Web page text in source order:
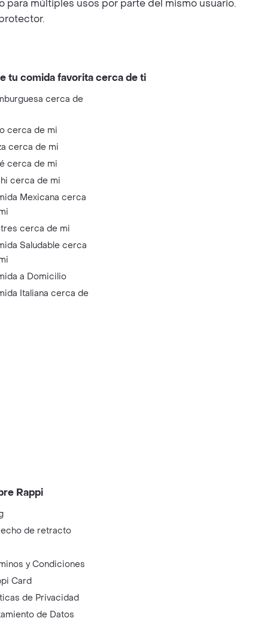
para múltiples usos por parte del mismo usuario.
tu comida favorita cerca de ti
cerca de
cerca de mi
cerca de mi
cerca de mi
cerca de mi
Mexicana cerca
cerca de mi
Saludable cerca
a Domicilio
Italiana cerca de
Rappi
de retracto
y Condiciones
Card
de Privacidad
de Datos